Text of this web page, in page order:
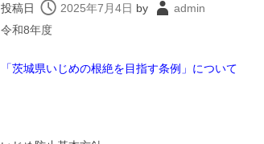
投稿日 2025年7月4日 by
admin
令和8年度
「茨城県いじめの根絶を目指す条例」について